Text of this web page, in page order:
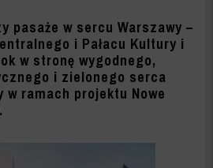
pasaże w sercu Warszawy –
i Pałacu Kultury i
w stronę wygodnego,
i zielonego serca
ramach projektu Nowe